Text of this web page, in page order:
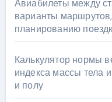
Авиабилеты между
варианты
планированию
Калькулятор нормы
индекса массы тела
и полу